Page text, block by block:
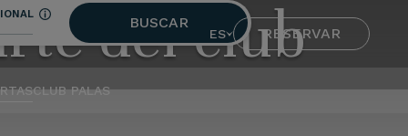
ES RESERVAR
CLUB PALAS
del club
BUSCAR